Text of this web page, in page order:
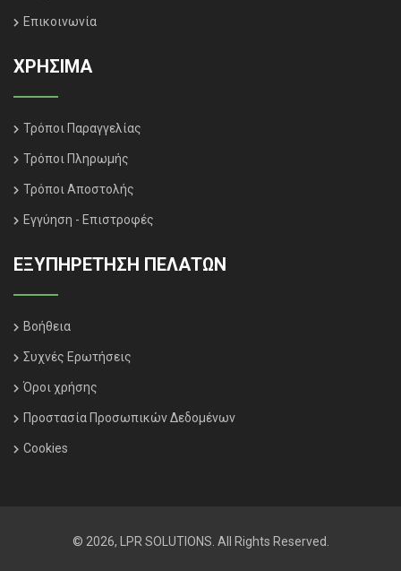
Επικοινωνία
ΧΡΗΣΙΜΑ
Τρόποι Παραγγελίας
Τρόποι Πληρωμής
Τρόποι Αποστολής
Εγγύηση - Επιστροφές
ΕΞΥΠΗΡΈΤΗΣΗ ΠΕΛΑΤΏΝ
Βοήθεια
Συχνές Ερωτήσεις
Όροι χρήσης
Προστασία Προσωπικών Δεδομένων
Cookies
© 2026, LPR SOLUTIONS. All Rights Reserved.